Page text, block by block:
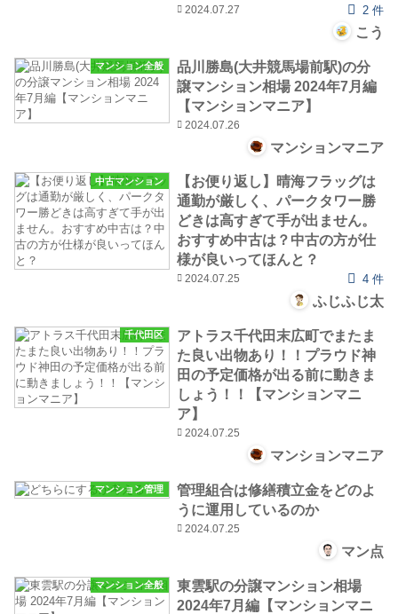
2024.07.27 2 件
こう
マンション全般
品川勝島(大井競馬場前駅)の分
譲マンション相場 2024年7月編
【マンションマニア】
2024.07.26
マンションマニア
中古マンション
【お便り返し】晴海フラッグは
通勤が厳しく、パークタワー勝
どきは高すぎて手が出ません。
おすすめ中古は？中古の方が仕
様が良いってほんと？
2024.07.25 4 件
ふじふじ太
千代田区
アトラス千代田末広町でまたま
た良い出物あり！！プラウド神
田の予定価格が出る前に動きま
しょう！！【マンションマニ
ア】
2024.07.25
マンションマニア
マンション管理
管理組合は修繕積立金をどのよ
うに運用しているのか
2024.07.25
マン点
マンション全般
東雲駅の分譲マンション相場
2024年7月編【マンションマニ